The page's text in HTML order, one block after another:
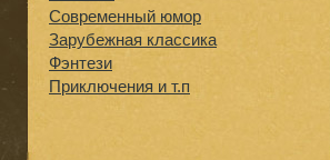
Современный юмор
Зарубежная классика
Фэнтези
Приключения и т.п